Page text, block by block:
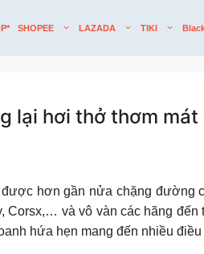
SHOPEE LAZADA TIKI
lại hơi thở thơm
hơn gần nửa chặng đường
Corsx,… và vô vàn các hãng
hứa hẹn mang đến nhiều